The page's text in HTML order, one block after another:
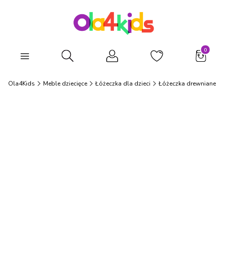
Otwórz wyszukiwarkę
Ola4Kids Meble dziecięce Łóżeczka dla dzieci Łóżeczka drewniane